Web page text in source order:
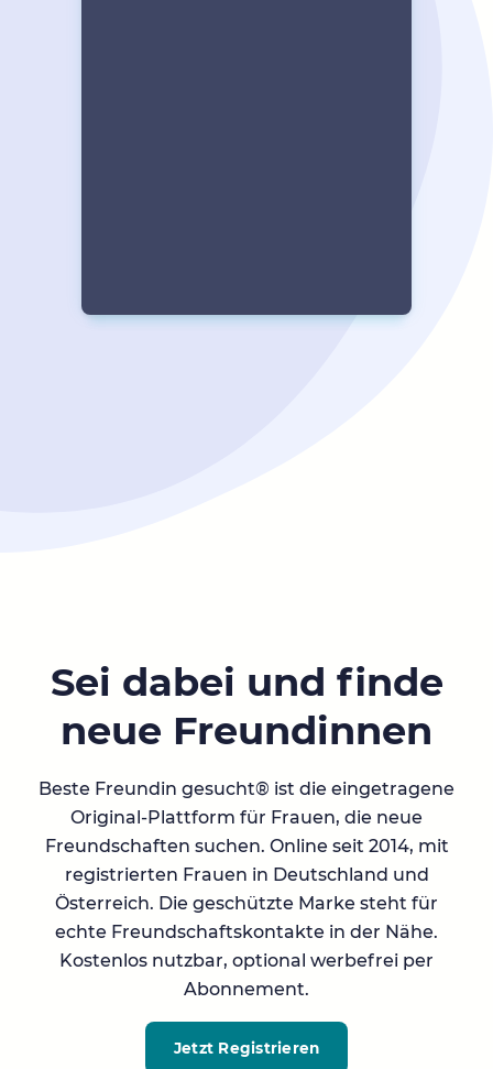
Sei dabei und finde
neue Freundinnen
Beste Freundin gesucht® ist die eingetragene
Original-Plattform für Frauen, die neue
Freundschaften suchen. Online seit 2014, mit
registrierten Frauen in Deutschland und
Österreich. Die geschützte Marke steht für
echte Freundschaftskontakte in der Nähe.
Kostenlos nutzbar, optional werbefrei per
Abonnement.
Jetzt Registrieren